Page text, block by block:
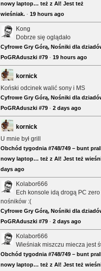
nowy laptop… też z AI! Jest też
wieśniak. · 19 hours ago
Kong
Dobrze się oglądało
Cyfrowe Gry Górą, Nośniki dla
PoGRAduszki #79 · 19 hours ago
kornick
Koński odcinek walić sony i MS
Cyfrowe Gry Górą, Nośniki dla
PoGRAduszki #79 · 2 days ago
kornick
U mnie był grill
Obchód tygodnia #748/749 – bunt
nowy laptop… też z AI! Jest też
days ago
Kolabor666
Ech konsole idą drogą PC zero
nośników :(
Cyfrowe Gry Górą, Nośniki dla
PoGRAduszki #79 · 2 days ago
Kolabor666
Wieśniak miszczu miecza jest
Obchód tygodnia #748/749 – bunt
nowy laptop… też z AI! Jest też